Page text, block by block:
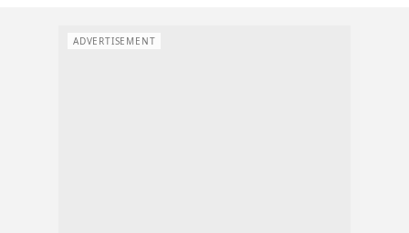
ADVERTISEMENT